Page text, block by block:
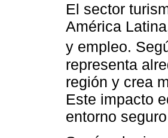
El sector
América
y empleo.
representa
región y crea
Este impacto
entorno